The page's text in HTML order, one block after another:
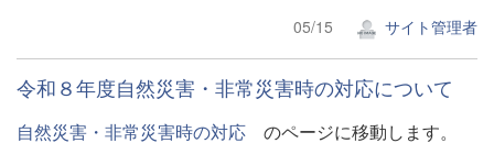
05/15 サイト管理者
令和８年度自然災害・非常災害時の対応について
自然災害・非常災害時の対応 のページに移動します。